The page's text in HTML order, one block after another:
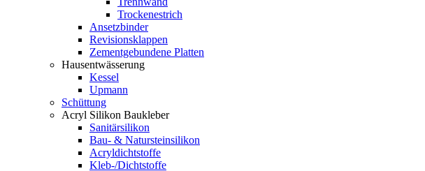
Trockenestrich
Ansetzbinder
Revisionsklappen
Zementgebundene Platten
Hausentwässerung
Kessel
Upmann
Schüttung
Acryl Silikon Baukleber
Sanitärsilikon
Bau- & Natursteinsilikon
Acryldichtstoffe
Kleb-/Dichtstoffe